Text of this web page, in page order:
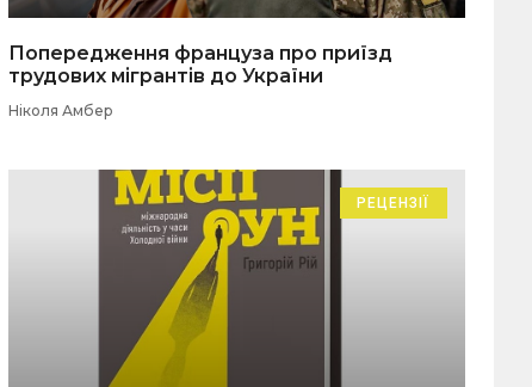
Попередження француза про приїзд
трудових мігрантів до України
Ніколя Амбер
РЕЦЕНЗІЇ